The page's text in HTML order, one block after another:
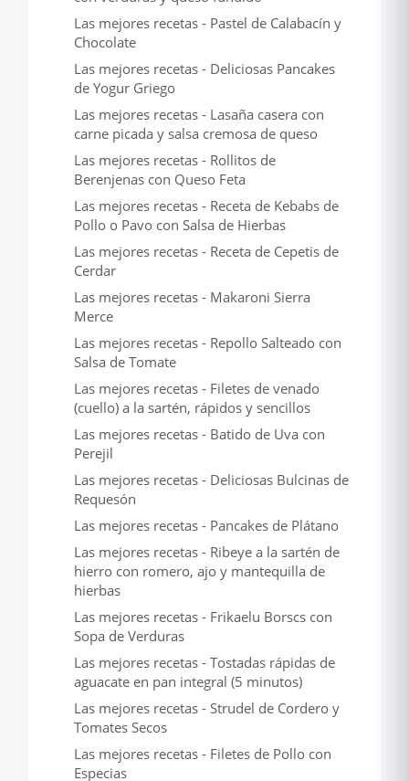
Las mejores recetas - Pastel de Calabacín y
Chocolate
Las mejores recetas - Deliciosas Pancakes
de Yogur Griego
Las mejores recetas - Lasaña casera con
carne picada y salsa cremosa de queso
Las mejores recetas - Rollitos de
Berenjenas con Queso Feta
Las mejores recetas - Receta de Kebabs de
Pollo o Pavo con Salsa de Hierbas
Las mejores recetas - Receta de Cepetis de
Cerdar
Las mejores recetas - Makaroni Sierra
Merce
Las mejores recetas - Repollo Salteado con
Salsa de Tomate
Las mejores recetas - Filetes de venado
(cuello) a la sartén, rápidos y sencillos
Las mejores recetas - Batido de Uva con
Perejil
Las mejores recetas - Deliciosas Bulcinas de
Requesón
Las mejores recetas - Pancakes de Plátano
Las mejores recetas - Ribeye a la sartén de
hierro con romero, ajo y mantequilla de
hierbas
Las mejores recetas - Frikaelu Borscs con
Sopa de Verduras
Las mejores recetas - Tostadas rápidas de
aguacate en pan integral (5 minutos)
Las mejores recetas - Strudel de Cordero y
Tomates Secos
Las mejores recetas - Filetes de Pollo con
Especias